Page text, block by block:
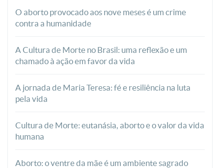
O aborto provocado aos nove meses é um crime
contra a humanidade
A Cultura de Morte no Brasil: uma reflexão e um
chamado à ação em favor da vida
A jornada de Maria Teresa: fé e resiliência na luta
pela vida
Cultura de Morte: eutanásia, aborto e o valor da vida
humana
Aborto: o ventre da mãe é um ambiente sagrado